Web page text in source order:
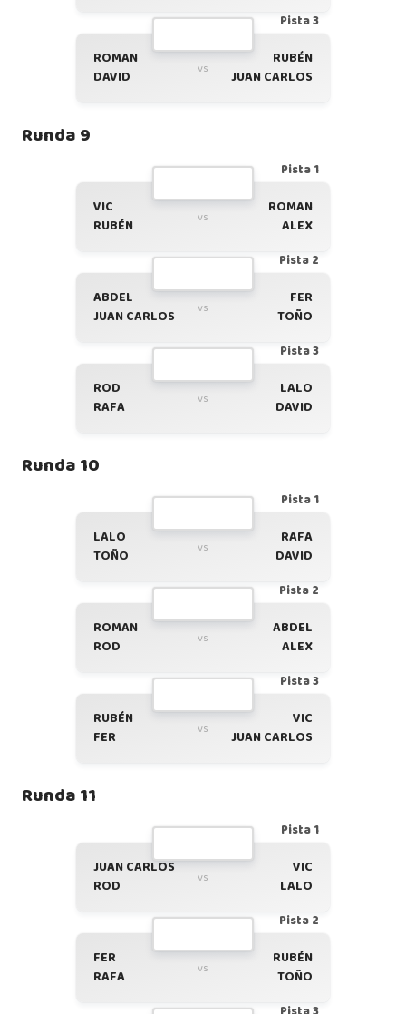
Pista 3
ROMAN
DAVID
vs
RUBÉN
JUAN CARLOS
Runda 9
Pista 1
VIC
RUBÉN
vs
ROMAN
ALEX
Pista 2
ABDEL
JUAN CARLOS
vs
FER
TOÑO
Pista 3
ROD
RAFA
vs
LALO
DAVID
Runda 10
Pista 1
LALO
TOÑO
vs
RAFA
DAVID
Pista 2
ROMAN
ROD
vs
ABDEL
ALEX
Pista 3
RUBÉN
FER
vs
VIC
JUAN CARLOS
Runda 11
Pista 1
JUAN CARLOS
ROD
vs
VIC
LALO
Pista 2
FER
RAFA
vs
RUBÉN
TOÑO